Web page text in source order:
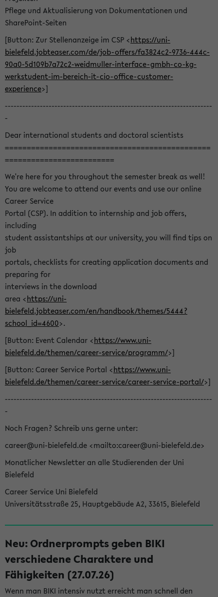
Pflege und Aktualisierung von Dokumentationen und
SharePoint-Seiten
[Button: Zur Stellenanzeige im CSP <https://uni-
bielefeld.jobteaser.com/de/job-offers/fa3824c2-9736-444c-
90a0-5d109b7a72c2-weidmuller-interface-gmbh-co-kg-
werkstudent-im-bereich-it-cio-office-customer-
experience>]
-----------------------------------------------------------------------
-
Dear international students and doctoral scientists
===============================================
=========================
We're here for you throughout the semester break as well!
You are welcome to attend our events and use our online
Career Service
Portal (CSP). In addition to internship and job offers,
including
student assistantships at our university, you will find tips on
job
portals, checklists for creating application documents and
preparing for
interviews in the download
area <https://uni-
bielefeld.jobteaser.com/en/handbook/themes/5444?
school_id=4600>.
[Button: Event Calendar <https://www.uni-
bielefeld.de/themen/career-service/programm/>]
[Button: Career Service Portal <https://www.uni-
bielefeld.de/themen/career-service/career-service-portal/>]
-----------------------------------------------------------------------
-
Noch Fragen? Schreib uns gerne unter:
career@uni-bielefeld.de <mailto:career@uni-bielefeld.de>
Monatlicher Newsletter an alle Studierenden der Uni
Bielefeld
Career Service Uni Bielefeld
Universitätsstraße 25, Hauptgebäude A2, 33615, Bielefeld
Neu: Ordnerprompts geben BIKI
verschiedene Charaktere und
Fähigkeiten (27.07.26)
Wenn man BIKI intensiv nutzt erreicht man schnell den